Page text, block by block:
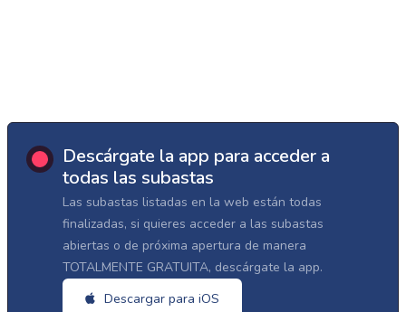
Descárgate la app para acceder a
todas las subastas
Las subastas listadas en la web están todas
finalizadas, si quieres acceder a las subastas
abiertas o de próxima apertura de manera
TOTALMENTE GRATUITA, descárgate la app.
Descargar para iOS